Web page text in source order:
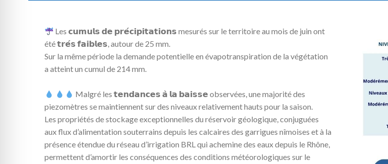
Les 𝗰𝘂𝗺𝘂𝗹𝘀 𝗱𝗲 𝗽𝗿𝗲́𝗰𝗶𝗽𝗶𝘁𝗮𝘁𝗶𝗼𝗻𝘀 mesurés sur le territoire au mois de juin ont
été 𝘁𝗿𝗲́𝘀 𝗳𝗮𝗶𝗯𝗹𝗲𝘀, autour de 25 mm.
Sur la même période la demande potentielle en évapotranspiration de la végétation
a atteint un cumul de 214 mm.
Malgré les 𝘁𝗲𝗻𝗱𝗮𝗻𝗰𝗲𝘀 𝗮̀ 𝗹𝗮 𝗯𝗮𝗶𝘀𝘀𝗲 observées, une majorité des
piezomètres se maintiennent sur des niveaux relativement hauts pour la saison.
Les propriétés de stockage exceptionnelles du réservoir géologique, conjuguées
aux flux d’alimentation souterrains depuis les calcaires des garrigues nîmoises et à la
présence étendue du réseau d’irrigation BRL qui achemine des eaux depuis le Rhône,
permettent d’amortir les conséquences des conditions météorologiques sur le